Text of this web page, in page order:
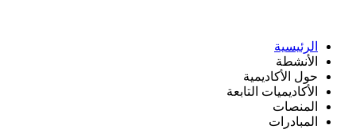
الرئيسية
الأنشطة
حول الأكاديمية
الأكاديميات التابعة
المنصات
المبادرات